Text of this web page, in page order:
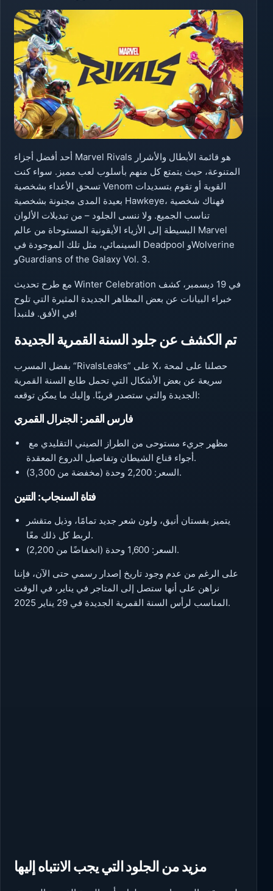
أحد أفضل أجزاء Marvel Rivals هو قائمة الأبطال والأشرار
المتنوعة، حيث يتمتع كل منهم بأسلوب لعب مميز. سواء كنت
تسحق الأعداء بشخصية Venom القوية أو تقوم بتسديدات
بعيدة المدى مجنونة بشخصية Hawkeye، فهناك شخصية
تناسب الجميع. ولا ننسى الجلود – من تبديلات الألوان
البسيطة إلى الأزياء الأيقونية المستوحاة من عالم Marvel
السينمائي، مثل تلك الموجودة في Deadpool وWolverine
وGuardians of the Galaxy Vol. 3.
مع طرح تحديث Winter Celebration في 19 ديسمبر، كشف
خبراء البيانات عن بعض المظاهر الجديدة المثيرة التي تلوح
في الأفق. فلنبدأ!
تم الكشف عن جلود السنة القمرية الجديدة
بفضل المسرب “RivalsLeaks” على X، حصلنا على لمحة
سريعة عن بعض الأشكال التي تحمل طابع السنة القمرية
الجديدة والتي ستصدر قريبًا. وإليك ما يمكن توقعه:
فارس القمر: الجنرال القمري
أجواء قناع الشيطان وتفاصيل الدروع المعقدة.
السعر: 2,200 وحدة (مخفضة من 3,300).
فتاة السنجاب: التنين
يتميز بفستان أنيق، ولون شعر جديد تمامًا، وذيل متقشر
لربط كل ذلك معًا.
السعر: 1,600 وحدة (انخفاضًا من 2,200).
على الرغم من عدم وجود تاريخ إصدار رسمي حتى الآن، فإننا
نراهن على أنها ستصل إلى المتاجر في يناير، في الوقت
المناسب لرأس السنة القمرية الجديدة في 29 يناير 2025.
مزيد من الجلود التي يجب الانتباه إليها